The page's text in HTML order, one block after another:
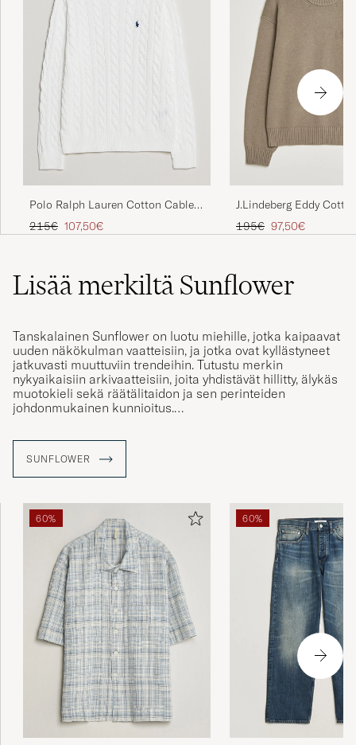
Polo Ralph Lauren Cotton Cable
Pullover White
Tavallinen hinta
215€ Alennettu hinta
107,50€
J.Lindeberg Eddy
Crew Neck Brindle
Tavallinen hinta
195€ Alennettu hinta
97,50€
Lisää merkiltä Sunflower
Tanskalainen Sunflower on luotu miehille, jotka kaipaavat
uuden näkökulman vaatteisiin, ja jotka ovat kyllästyneet
jatkuvasti muuttuviin trendeihin. Tutustu merkin
nykyaikaisiin arkivaatteisiin, joita yhdistävät hillitty, älykäs
muotokieli sekä räätälitaidon ja sen perinteiden
johdonmukainen kunnioitus.
Merkin Sunflower vaatteet suunnitellaan kollektiivissa
joukon toimesta, joilla on yhteiset tavoitteet ja
ajattelutavat. Miten auringonkukka sitten liittyy merkkiin?
merkin visiota.
SUNFLOWER
60% 60%